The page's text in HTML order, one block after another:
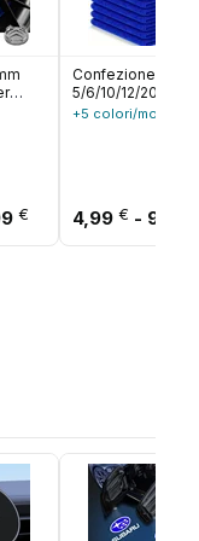
€ a 140,99 €
€ Fascia di prezzo:
Confezione da
5/6/10/12/20
Microfibra per la
la cucina e la cura
+5 colori/motivi
4,99 € - 9,99